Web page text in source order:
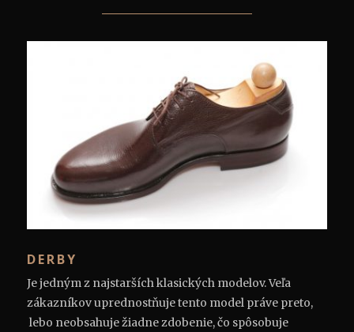
DERBY
Je jedným z najstarších klasických modelov. Veľa
zákazníkov uprednostňuje tento model práve preto,
lebo neobsahuje žiadne zdobenie, čo spôsobuje